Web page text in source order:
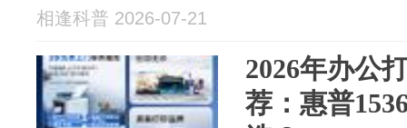
相逢科普 2026-07-21
2026年办公
荐：惠普